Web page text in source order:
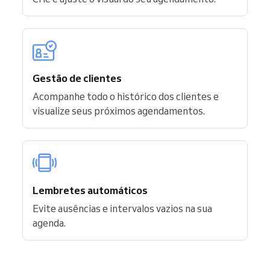
Gestão de clientes
Acompanhe todo o histórico dos clientes e
visualize seus próximos agendamentos.
Lembretes automáticos
Evite ausências e intervalos vazios na sua
agenda.